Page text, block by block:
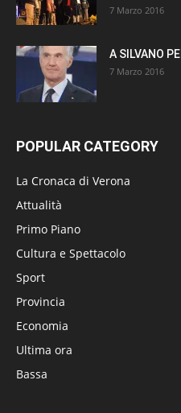
7 Marzo 2016
A SILVANO
7 Marzo 2016
POPULAR CATEGORY
La Cronaca di Verona
Attualità
Primo Piano
Cultura e Spettacolo
Sport
Provincia
Economia
Ultima ora
Bassa